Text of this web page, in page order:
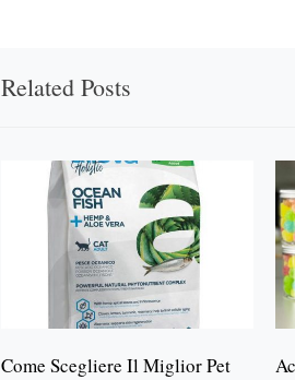
Related Posts
Come Scegliere Il Miglior Pet